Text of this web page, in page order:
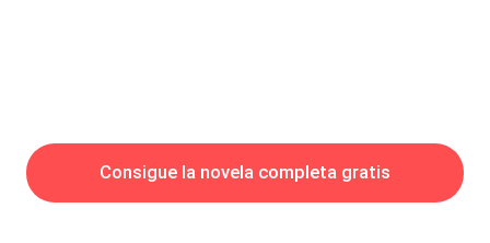
Consigue la novela completa gratis